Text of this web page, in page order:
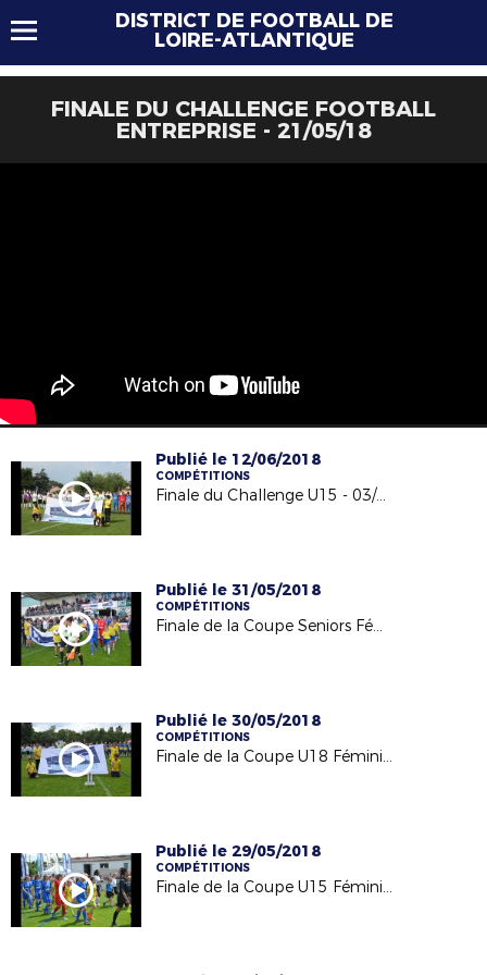
DISTRICT DE FOOTBALL DE
LOIRE-ATLANTIQUE
FINALE DU CHALLENGE FOOTBALL
ENTREPRISE - 21/05/18
Publié le 12/06/2018
COMPÉTITIONS
Finale du Challenge U15 - 03/06/18
Publié le 31/05/2018
COMPÉTITIONS
Finale de la Coupe Seniors Féminine - 26/05/18
Publié le 30/05/2018
COMPÉTITIONS
Finale de la Coupe U18 Féminines - 26/05/18
Publié le 29/05/2018
COMPÉTITIONS
Finale de la Coupe U15 Féminines - 26/05/18